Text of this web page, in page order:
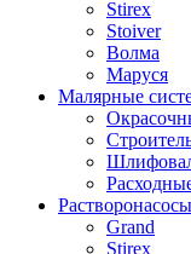
Stirex
Stoiver
Волма
Маруся
Малярные
Растворонасосы
Grand
Stirex